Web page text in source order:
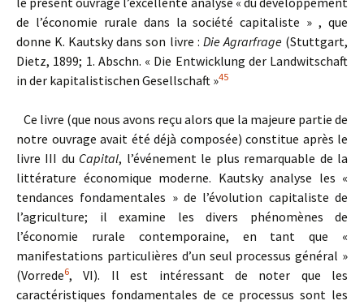
de l’économie rurale dans la société capitaliste » , que
donne K. Kautsky dans son livre : Die Agrarfrage(Stuttgart,
Dietz, 1899; 1. Abschn. « Die Entwicklung der Landwitschaft
in der kapitalistischen Gesellschaft »45
Ce livre (que nous avons reçu alors que la majeure partie de
notre ouvrage avait été déjà composée) constitue après le
livre III du Capital, l’événement le plus remarquable de la
littérature économique moderne. Kautsky analyse les «
tendances fondamentales » de l’évolution capitaliste de
l’agriculture; il examine les divers phénomènes de
l’économie rurale contemporaine, en tant que «
manifestations particulières d’un seul processus général »
(Vorrede6, VI). Il est intéressant de noter que les
caractéristiques fondamentales de ce processus sont les